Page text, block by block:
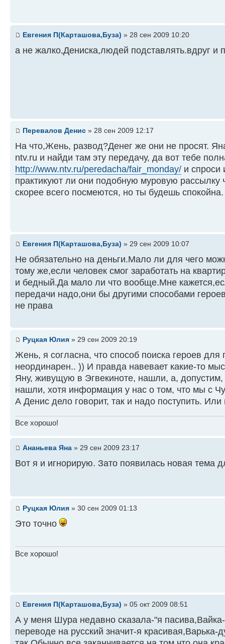
Евгения П(Карташова,Буза) » 28 сен 2009 10:20
а не жалко,Дениска,людей подставлять.вдруг и
Перевалов Денис » 28 сен 2009 12:17
На что,Жень, развод?Денег же они не просят.
ntv.ru и найди там эту передачу, да вот тебе
http://www.ntv.ru/peredacha/fair_monday/ и спроси
практикуют ли они подобную муровую рассылку
скорее всего посмеются, но ты будешь спокойна.
Евгения П(Карташова,Буза) » 29 сен 2009 10:07
Не обязательно на деньги.Мало ли для чего
тому же,если человек смог заработать на
и бедный.Да мало ли что вообще.Мне
передачи надо,они бы другими способами
не права
Руцкая Юлия » 29 сен 2009 20:19
Жень, я согласна, что способ поиска героев для
неординарен.. )) И правда навевает какие-то
Яну, живущую в Эгвекиноте, нашли, а, допустим,
нашли, хотя информация у нас о том, что мы с
А Денис дело говорит, так и надо поступить.
Все хорошо!
Ананьева Яна » 29 сен 2009 23:17
Вот я и игнорирую. Зато появилась новая тема
Руцкая Юлия » 30 сен 2009 01:13
Это точно
Все хорошо!
Евгения П(Карташова,Буза) » 05 окт 2009 08:51
А у меня Шура недавно сказала-"я
переводе на русский значит-я красивая,Варька-